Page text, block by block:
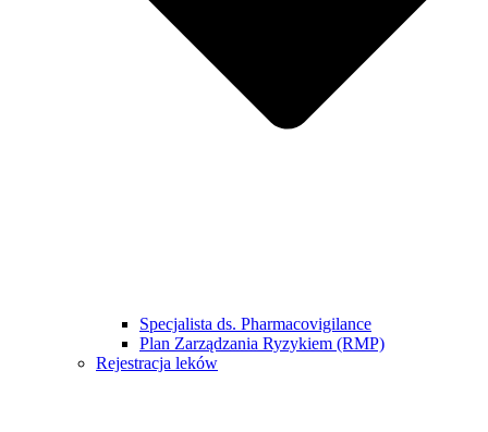
Specjalista ds. Pharmacovigilance
Plan Zarządzania Ryzykiem (RMP)
Rejestracja leków